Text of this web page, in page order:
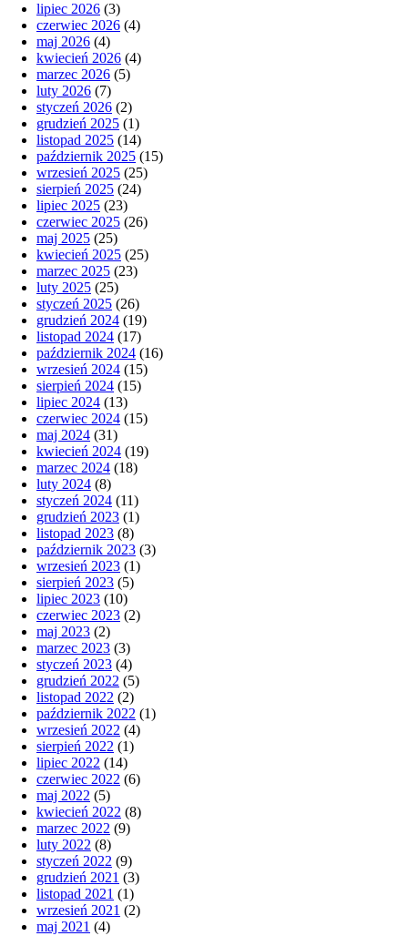
lipiec 2026 (3)
czerwiec 2026 (4)
maj 2026 (4)
kwiecień 2026 (4)
marzec 2026 (5)
luty 2026 (7)
styczeń 2026 (2)
grudzień 2025 (1)
listopad 2025 (14)
październik 2025 (15)
wrzesień 2025 (25)
sierpień 2025 (24)
lipiec 2025 (23)
czerwiec 2025 (26)
maj 2025 (25)
kwiecień 2025 (25)
marzec 2025 (23)
luty 2025 (25)
styczeń 2025 (26)
grudzień 2024 (19)
listopad 2024 (17)
październik 2024 (16)
wrzesień 2024 (15)
sierpień 2024 (15)
lipiec 2024 (13)
czerwiec 2024 (15)
maj 2024 (31)
kwiecień 2024 (19)
marzec 2024 (18)
luty 2024 (8)
styczeń 2024 (11)
grudzień 2023 (1)
listopad 2023 (8)
październik 2023 (3)
wrzesień 2023 (1)
sierpień 2023 (5)
lipiec 2023 (10)
czerwiec 2023 (2)
maj 2023 (2)
marzec 2023 (3)
styczeń 2023 (4)
grudzień 2022 (5)
listopad 2022 (2)
październik 2022 (1)
wrzesień 2022 (4)
sierpień 2022 (1)
lipiec 2022 (14)
czerwiec 2022 (6)
maj 2022 (5)
kwiecień 2022 (8)
marzec 2022 (9)
luty 2022 (8)
styczeń 2022 (9)
grudzień 2021 (3)
listopad 2021 (1)
wrzesień 2021 (2)
maj 2021 (4)